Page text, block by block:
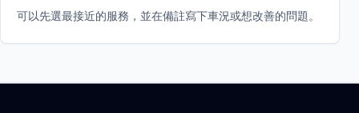
可以先選最接近的服務，並在備註寫下車況或想改善的問題。